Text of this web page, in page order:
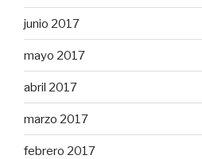
junio 2017
mayo 2017
abril 2017
marzo 2017
febrero 2017